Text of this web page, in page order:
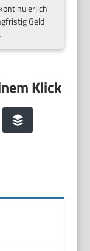
Geld
Buffer